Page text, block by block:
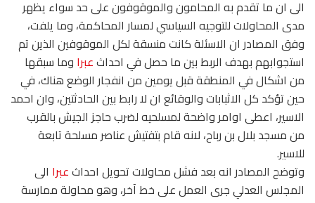
الى ان ما تقدم به المحامون والموقوفون على حد سواء يظهر
مدى المحاولات للتوجيه السياسي لمسار المحاكمة، وما يلفت،
وفق المصادر ان الاسئلة كانت منسقة لكل الموقوفين الذين تم
استجوابهم بهدف الربط بين ما حصل في احداثعبرا وما سبقها
من اشكال في المنطقة قبل يومين من انفجار الوضع هناك، في
حين تؤكد كل الاثبابات والوقائع ان لا رابط بين الحادثتين، وان احمد
الاسير، اعطى اوامر واضحة لمسلحيه لضرب حاجز الجيش بالقرب
من مسجد بلال بن رباح، لانه قام بتفتيش عناصر مسلحة تابعة
للاسير.
وتوضح المصادر انه بعد فشل محاولات تحويل احداثعبرا الى
المجلس العدلي جرى العمل على خط آخر، وهو محاولة ممارسة